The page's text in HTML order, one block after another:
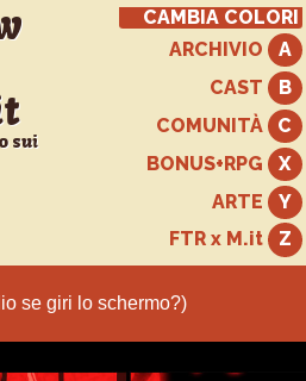
sui
CAMBIA COLORI
ARCHIVIO
CAST
COMUNITÀ
BONUS+RPG
ARTE
FTR x M.it